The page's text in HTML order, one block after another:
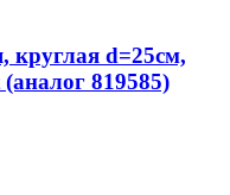
круглая d=25см,
819585)